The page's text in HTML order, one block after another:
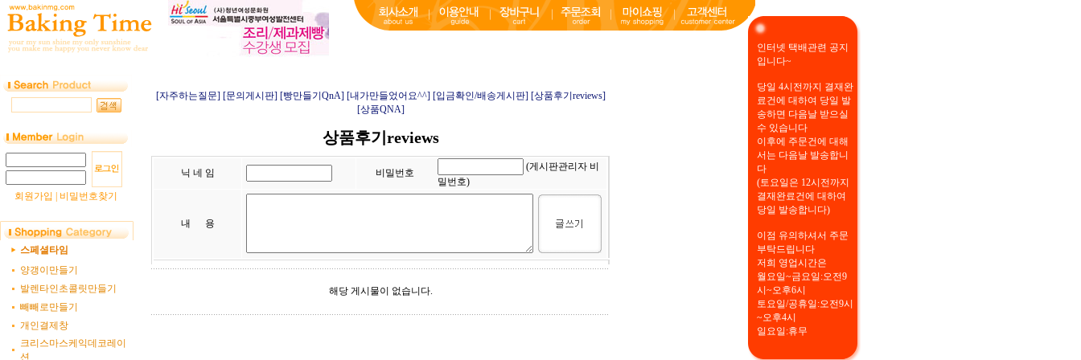
회원가입 비밀번호찾기
스페셜타임
양갱이만들기
발렌타인초콜릿만들기
빼빼로만들기
개인결제창
크리스마스케익데코레이
션
[자주하는질문] [문의게시판] [빵만들기QnA] [내가만들었어요^^] [입금확인/배송게시판] [상품후기reviews]
[상품QNA]
상품후기reviews
닉 네 임 비밀번호
(게시판관리자 비
밀번호)
내 용
해당 게시물이 없습니다.
인터넷 택배관련 공지
입니다~
당일 4시전까지 결재완
료건에 대하여 당일 발
송하면 다음날 받으실
수 있습니다
이후에 주문건에 대해
서는 다음날 발송합니
다
(토요일은 12시전까지
결재완료건에 대하여
당일 발송합니다)
이점 유의하셔서 주문
부탁드립니다
저희 영업시간은
월요일~금요일:오전9
시~오후6시
토요일/공휴일:오전9시
~오후4시
일요일:휴무